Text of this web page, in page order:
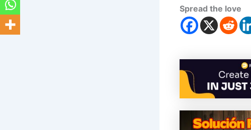
Spread the love